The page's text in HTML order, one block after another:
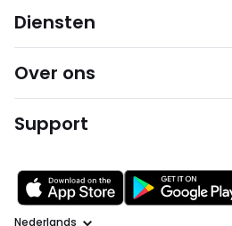
Diensten
Over ons
Support